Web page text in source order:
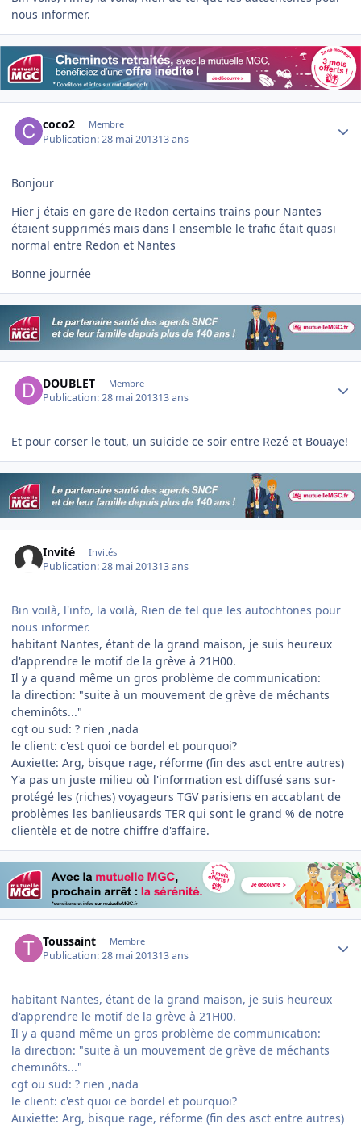
nous informer.
coco2 Membre
Publication:28 mai 201313 ans
Bonjour
Hier j étais en gare de Redon certains trains pour Nantes
étaient supprimés mais dans l ensemble le trafic était quasi
normal entre Redon et Nantes
Bonne journée
DOUBLET Membre
Publication:28 mai 201313 ans
Et pour corser le tout, un suicide ce soir entre Rezé et Bouaye!
Invité Invités
Publication:28 mai 201313 ans
Bin voilà, l'info, la voilà, Rien de tel que les autochtones pour
nous informer.
habitant Nantes, étant de la grand maison, je suis heureux
d'apprendre le motif de la grève à 21H00.
Il y a quand même un gros problème de communication:
la direction: "suite à un mouvement de grève de méchants
cheminôts..."
cgt ou sud: ? rien ,nada
le client: c'est quoi ce bordel et pourquoi?
Auxiette: Arg, bisque rage, réforme (fin des asct entre autres)
Y'a pas un juste milieu où l'information est diffusé sans sur-
protégé les (riches) voyageurs TGV parisiens en accablant de
problèmes les banlieusards TER qui sont le grand % de notre
clientèle et de notre chiffre d'affaire.
Toussaint Membre
Publication:28 mai 201313 ans
habitant Nantes, étant de la grand maison, je suis heureux
d'apprendre le motif de la grève à 21H00.
Il y a quand même un gros problème de communication:
la direction: "suite à un mouvement de grève de méchants
cheminôts..."
cgt ou sud: ? rien ,nada
le client: c'est quoi ce bordel et pourquoi?
Auxiette: Arg, bisque rage, réforme (fin des asct entre autres)